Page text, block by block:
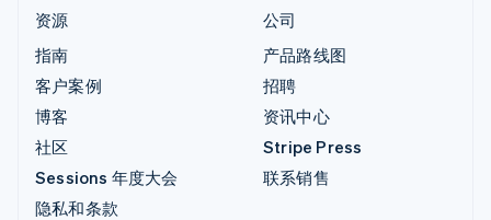
资源
指南
客户案例
博客
社区
Sessions 年度大会
隐私和条款
公司
产品路线图
招聘
资讯中心
Stripe Press
联系销售